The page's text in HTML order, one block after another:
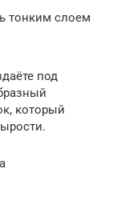
тонким слоем
под
который